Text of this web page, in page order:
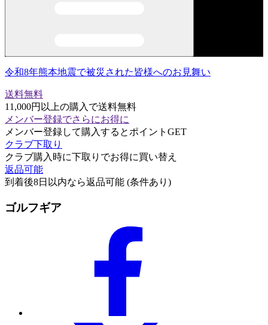
令和8年熊本地震で被災された皆様へのお見舞い
送料無料
11,000円以上の購入で送料無料
メンバー登録でさらにお得に
メンバー登録して購入するとポイントGET
クラブ下取り
クラブ購入時に下取りでお得に買い替え
返品可能
到着後8日以内なら返品可能 (条件あり)
ゴルフギア